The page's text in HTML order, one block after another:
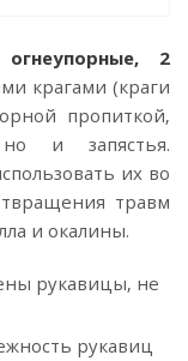
2
крагами (краги
пропиткой,
и запястья.
их во
травм
и окалины.
рукавицы, не
рукавиц